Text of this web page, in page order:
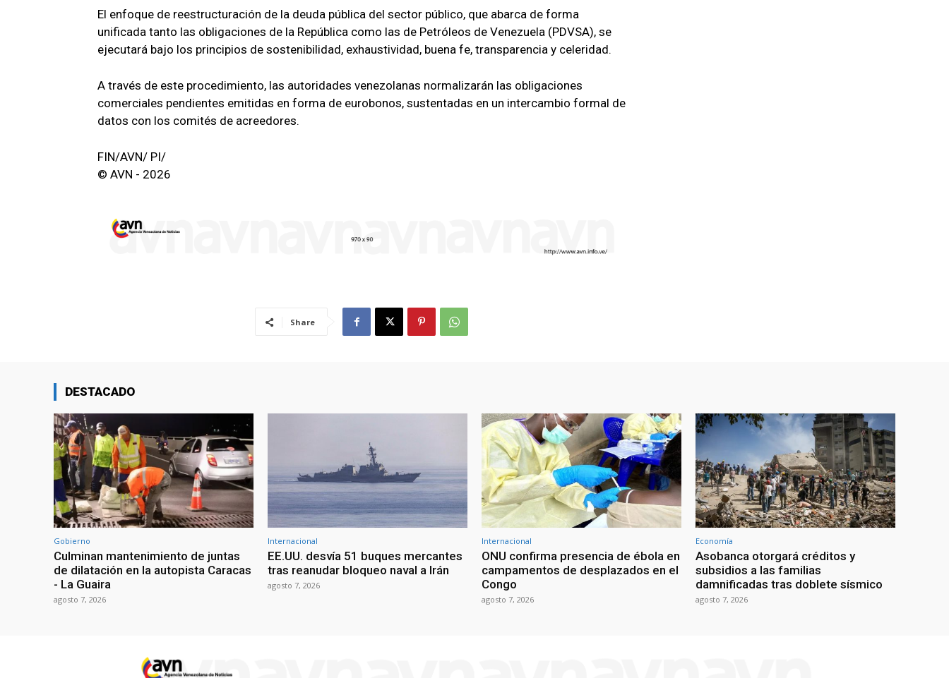
El enfoque de reestructuración de la deuda pública del sector público, que abarca de forma
unificada tanto las obligaciones de la República como las de Petróleos de Venezuela (PDVSA), se
ejecutará bajo los principios de sostenibilidad, exhaustividad, buena fe, transparencia y celeridad.
A través de este procedimiento, las autoridades venezolanas normalizarán las obligaciones
comerciales pendientes emitidas en forma de eurobonos, sustentadas en un intercambio formal de
datos con los comités de acreedores.
FIN/AVN/ PI/
© AVN - 2026
Share
DESTACADO
Gobierno
Culminan mantenimiento de juntas
de dilatación en la autopista Caracas
- La Guaira
agosto 7, 2026
Internacional
EE.UU. desvía 51 buques mercantes
tras reanudar bloqueo naval a Irán
agosto 7, 2026
Internacional
ONU confirma presencia de ébola en
campamentos de desplazados en el
Congo
agosto 7, 2026
Economía
Asobanca otorgará créditos y
subsidios a las familias
damnificadas tras doblete sísmico
agosto 7, 2026